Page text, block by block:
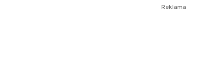
Reklama